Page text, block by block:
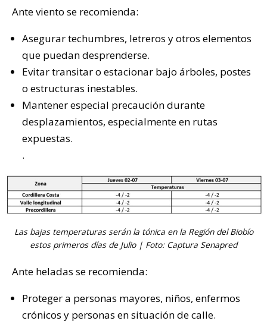
Ante viento se recomienda:
Asegurar techumbres, letreros y otros elementos
que puedan desprenderse.
Evitar transitar o estacionar bajo árboles, postes
o estructuras inestables.
Mantener especial precaución durante
desplazamientos, especialmente en rutas
expuestas.
.
Las bajas temperaturas serán la tónica en la Región del Biobío
estos primeros días de Julio | Foto: Captura Senapred
Ante heladas se recomienda:
Proteger a personas mayores, niños, enfermos
crónicos y personas en situación de calle.